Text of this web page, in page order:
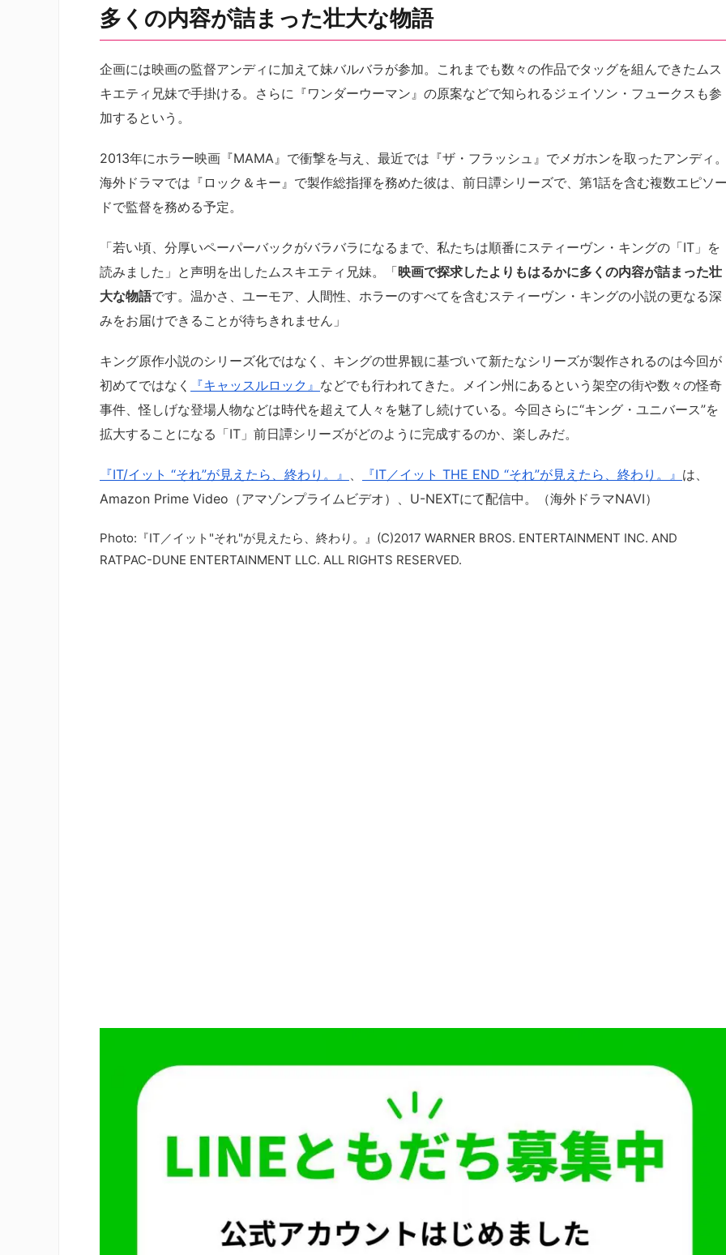
多くの内容が詰まった壮大な物語
企画には映画の監督アンディに加えて妹バルバラが参加。これまでも数々の作品でタッグを組んできたムス
キエティ兄妹で手掛ける。さらに『ワンダーウーマン』の原案などで知られるジェイソン・フュークスも参
加するという。
2013年にホラー映画『MAMA』で衝撃を与え、最近では『ザ・フラッシュ』でメガホンを取ったアンディ
海外ドラマでは『ロック＆キー』で製作総指揮を務めた彼は、前日譚シリーズで、第1話を含む複数エピソ
ドで監督を務める予定。
「若い頃、分厚いペーパーバックがバラバラになるまで、私たちは順番にスティーヴン・キングの「IT」を
読みました」と声明を出したムスキエティ兄妹。「映画で探求したよりもはるかに多くの内容が詰まった壮
大な物語です。温かさ、ユーモア、人間性、ホラーのすべてを含むスティーヴン・キングの小説の更なる深
みをお届けできることが待ちきれません」
キング原作小説のシリーズ化ではなく、キングの世界観に基づいて新たなシリーズが製作されるのは今回が
初めてではなく
『キャッスルロック』 などでも行われてきた。メイン州にあるという架空の街や数々の怪奇
事件、怪しげな登場人物などは時代を超えて人々を魅了し続けている。今回さらに“キング・ユニバース”を
拡大することになる「IT」前日譚シリーズがどのように完成するのか、楽しみだ。
『IT/イット “それ”が見えたら、終わり。』 『IT／イット THE END “それ”が見えたら、終わり。』 は、
Amazon Prime Video（アマゾンプライムビデオ）、U-NEXTにて配信中。（海外ドラマNAVI）
Photo:『IT／イット"それ"が見えたら、終わり。』(C)2017 WARNER BROS. ENTERTAINMENT INC. AND
RATPAC-DUNE ENTERTAINMENT LLC. ALL RIGHTS RESERVED.